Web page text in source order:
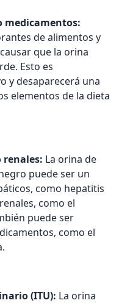
medicamentos:
de alimentos y
que la orina
Esto es
y desaparecerá una
elementos de la dieta
renales: La orina de
puede ser un
como hepatitis
como el
puede ser
como el
(ITU): La orina